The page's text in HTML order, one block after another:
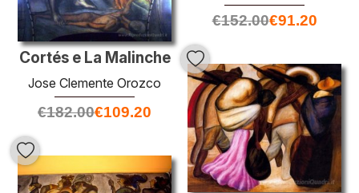
€152.00€91.20
Cortés e La Malinche
Jose Clemente Orozco
€182.00€109.20